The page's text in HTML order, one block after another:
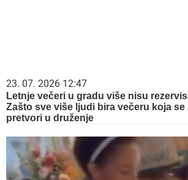
23. 07. 2026 12:47
Letnje večeri u gradu više nisu
Zašto sve više ljudi bira večeru koja
pretvori u druženje